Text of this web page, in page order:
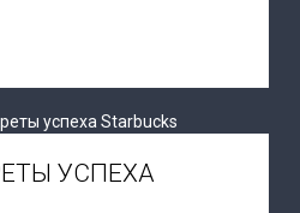
УСПЕХА